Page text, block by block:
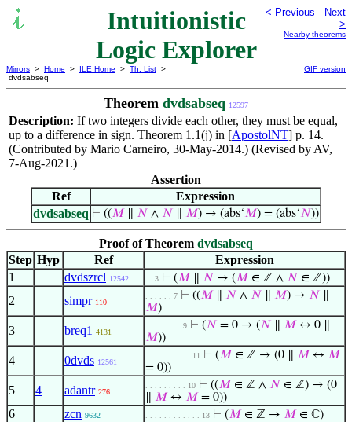
Intuitionistic
Logic Explorer
< Previous
Next
>
Nearby theorems
Mirrors > Home > ILE Home > Th. List >
dvdsabseq
GIF version
Theorem dvdsabseq 12597
Description: If two integers divide each other, they must be equal,
up to a difference in sign. Theorem 1.1(j) in [ApostolNT] p. 14.
(Contributed by Mario Carneiro, 30-May-2014.) (Revised by AV,
7-Aug-2021.)
Assertion
Ref
Expression
dvdsabseq ⊢ ((𝑀 𝑁 ∧ 𝑁 𝑀) → (abs‘𝑀) = (abs‘𝑁))
Proof of Theorem dvdsabseq
Step Hyp Ref
Expression
1
dvdszrcl 12542 . . 3 ⊢ (𝑀 𝑁 → (𝑀 ∈ ℤ ∧ 𝑁 ∈ ℤ))
2 simpr 110
. . . . . . 7 ⊢ ((𝑀 𝑁 ∧ 𝑁 𝑀) → 𝑁
𝑀)
3 breq1 4131
. . . . . . . . 9 ⊢ (𝑁 = 0 → (𝑁 𝑀 ↔ 0 ∥
𝑀))
4 0dvds 12561
. . . . . . . . . . 11 ⊢ (𝑀 ∈ ℤ → (0 ∥ 𝑀 ↔ 𝑀
= 0))
5 4 adantr 276
. . . . . . . . . 10 ⊢ ((𝑀 ∈ ℤ ∧ 𝑁 ∈ ℤ) → (0
𝑀 ↔ 𝑀 = 0))
6 zcn 9632 . . . . . . . . . . . . 13 ⊢ (𝑀 ∈ ℤ → 𝑀 ∈ ℂ)